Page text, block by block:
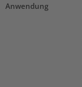
Anwendung